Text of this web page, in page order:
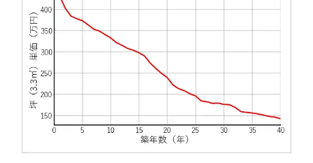
マンションナビで
無料一括査定をする
中野坂上マンション
住所 東京都渋谷区本町3丁目
交通 西新宿五丁目駅（5分）、中野坂上駅（9分）
3,150万円～3,450万円
(70.0万円/㎡~76.7万円/㎡)